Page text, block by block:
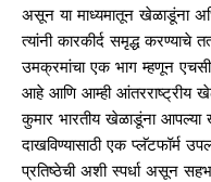
असून या माध्यमातून खेळाडूंना
त्यांनी कारकीर्द समृद्ध
उमक्रमांचा एक भाग म्हणून
आहे आणि आम्ही आंतरराष्ट्रीय
कुमार भारतीय खेळाडूंना
दाखविण्यासाठी एक प्लॅटफॉर्म
प्रतिष्ठेची अशी स्पर्धा असून